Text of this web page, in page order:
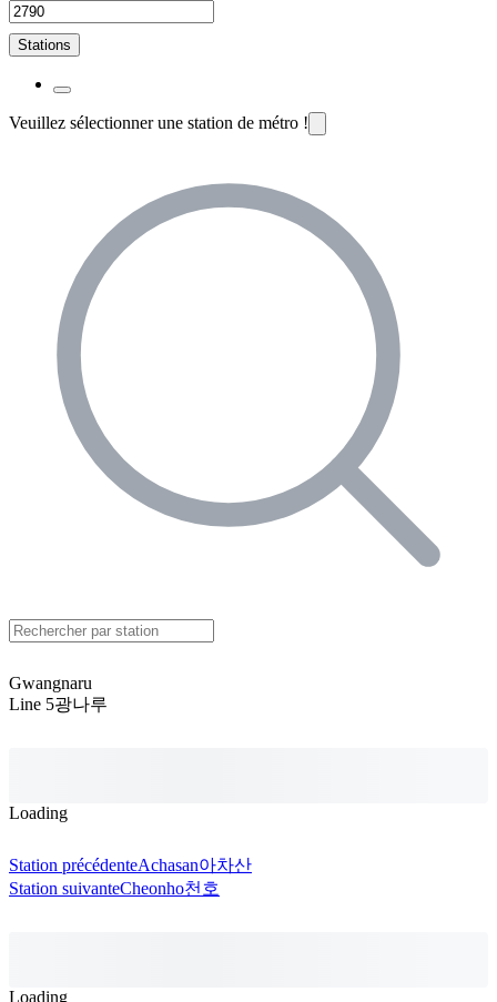
Stations
Veuillez sélectionner une station de métro !
Gwangnaru
Line 5광나루
Loading
Station précédenteAchasan아차산
Station suivanteCheonho천호
Loading